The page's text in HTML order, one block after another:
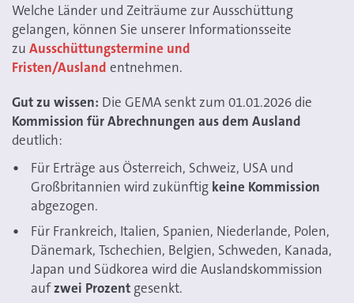
Welche Länder und Zeiträume zur Ausschüttung
gelangen, können Sie unserer Informationsseite
zu Ausschüttungstermine und
Fristen/Ausland entnehmen.
Gut zu wissen: Die GEMA senkt zum 01.01.2026 die
Kommission fürAbrechnungen aus dem Ausland
deutlich:
Für Erträge aus Österreich, Schweiz, USA und
Großbritannien wird zukünftig keine Kommission
abgezogen.
Für Frankreich, Italien, Spanien, Niederlande, Polen,
Dänemark, Tschechien, Belgien, Schweden, Kanada,
Japan und Südkorea wird die Auslandskommission
aufzwei Prozent gesenkt.